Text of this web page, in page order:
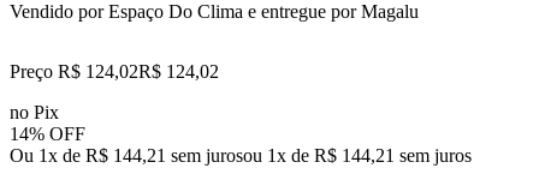
Vendido porEspaço Do Clima e entregue por Magalu
Preço R$ 124,02R$ 124,02
no Pix
14% OFF
Ou 1x de R$ 144,21 sem jurosou 1x de R$ 144,21 sem juros